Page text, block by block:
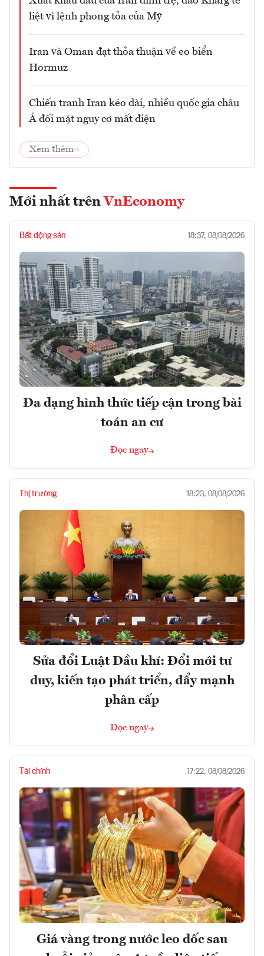
liệt vì lệnh phong tỏa của Mỹ
Iran và Oman đạt thỏa thuận về eo biển
Hormuz
Chiến tranh Iran kéo dài, nhiều quốc gia châu
Á đối mặt nguy cơ mất điện
Xem thêm
Mới nhất trên VnEconomy
Bất động sản 18:37, 08/08/2026
Đa dạng hình thức tiếp cận trong bài
toán an cư
Đọc ngay
Thị trường 18:23, 08/08/2026
Sửa đổi Luật Dầu khí: Đổi mới tư
duy, kiến tạo phát triển, đẩy mạnh
phân cấp
Đọc ngay
Tài chính 17:22, 08/08/2026
Giá vàng trong nước leo dốc sau